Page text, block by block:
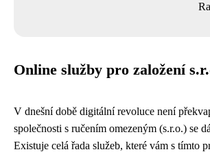
Online služby pro založení
V dnešní době digitální revoluce není
společnosti s ručením omezeným (s.r.o.) se
Existuje celá řada služeb, které vám s tímto